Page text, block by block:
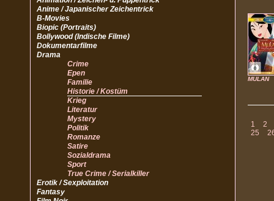
Anime / Japanischer Zeichentrick
B-Movies
Biopic (Portraits)
Bollywood (Indische Filme)
Dokumentarfilme
Drama
Crime
Epen
Familie
Historie / Kostüm
Krieg
Literatur
Mystery
Politik
Romanze
Satire
Sozialdrama
Sport
True Crime / Serialkiller
Erotik / Sexploitation
Fantasy
MULAN
1
2
25